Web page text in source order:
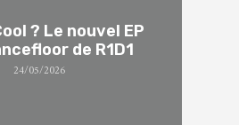
? Le nouvel EP
de R1D1
24/05/2026